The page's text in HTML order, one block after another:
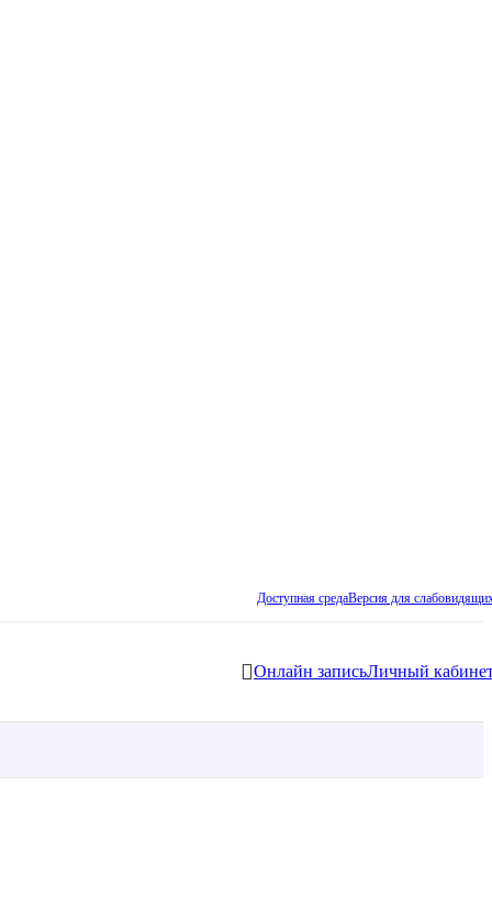
Доступная средаВерсия для
Онлайн записьЛичный